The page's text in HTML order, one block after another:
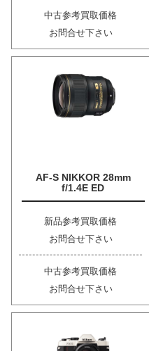
中古参考買取価格
お問合せ下さい
AF-S NIKKOR 28mm
f/1.4E ED
新品参考買取価格
お問合せ下さい
中古参考買取価格
お問合せ下さい